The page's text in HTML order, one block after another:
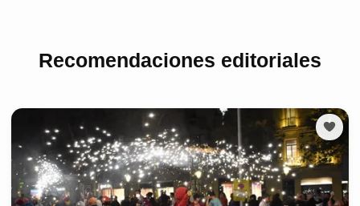
Recomendaciones editoriales